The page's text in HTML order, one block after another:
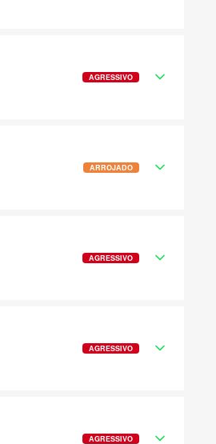
AGRESSIVO
ARROJADO
AGRESSIVO
AGRESSIVO
AGRESSIVO